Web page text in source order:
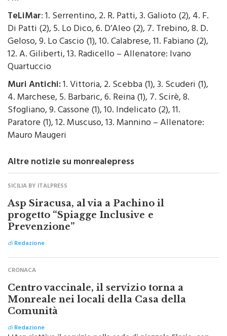
A1.”
TeLiMar: 1. Serrentino, 2. R. Patti, 3. Galioto (2), 4. F.
Di Patti (2), 5. Lo Dico, 6. D’Aleo (2), 7. Trebino, 8. D.
Geloso, 9. Lo Cascio (1), 10. Calabrese, 11. Fabiano (2),
12. A. Giliberti, 13. Radicello – Allenatore: Ivano
Quartuccio
Muri Antichi:1. Vittoria, 2. Scebba (1), 3. Scuderi (1),
4. Marchese, 5. Barbaric, 6. Reina (1), 7. Scirè, 8.
Sfogliano, 9. Cassone (1), 10. Indelicato (2), 11.
Paratore (1), 12. Muscuso, 13. Mannino – Allenatore:
Altre notizie su monrealepress
SICILIA BY ITALPRESS
Asp Siracusa, al via a Pachino il
progetto “Spiagge Inclusive e
Prevenzione”
diRedazione
CRONACA
Centro vaccinale, il servizio torna a
Monreale nei locali della Casa della
Comunità